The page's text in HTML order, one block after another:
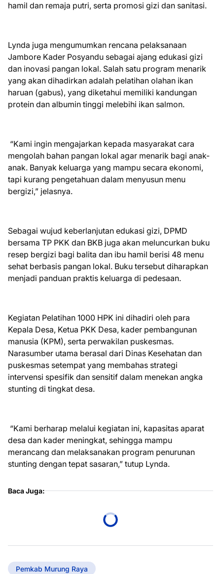
hamil dan remaja putri, serta promosi gizi dan sanitasi.
Lynda juga mengumumkan rencana pelaksanaan
Jambore Kader Posyandu sebagai ajang edukasi gizi
dan inovasi pangan lokal. Salah satu program menarik
yang akan dihadirkan adalah pelatihan olahan ikan
haruan (gabus), yang diketahui memiliki kandungan
protein dan albumin tinggi melebihi ikan salmon.
“Kami ingin mengajarkan kepada masyarakat cara
mengolah bahan pangan lokal agar menarik bagi anak-
anak. Banyak keluarga yang mampu secara ekonomi,
tapi kurang pengetahuan dalam menyusun menu
bergizi,” jelasnya.
Sebagai wujud keberlanjutan edukasi gizi, DPMD
bersama TP PKK dan BKB juga akan meluncurkan buku
resep bergizi bagi balita dan ibu hamil berisi 48 menu
sehat berbasis pangan lokal. Buku tersebut diharapkan
menjadi panduan praktis keluarga di pedesaan.
Kegiatan Pelatihan 1000 HPK ini dihadiri oleh para
Kepala Desa, Ketua PKK Desa, kader pembangunan
manusia (KPM), serta perwakilan puskesmas.
Narasumber utama berasal dari Dinas Kesehatan dan
puskesmas setempat yang membahas strategi
intervensi spesifik dan sensitif dalam menekan angka
stunting di tingkat desa.
“Kami berharap melalui kegiatan ini, kapasitas aparat
desa dan kader meningkat, sehingga mampu
merancang dan melaksanakan program penurunan
stunting dengan tepat sasaran,” tutup Lynda.
Baca Juga:
Pemkab Murung Raya